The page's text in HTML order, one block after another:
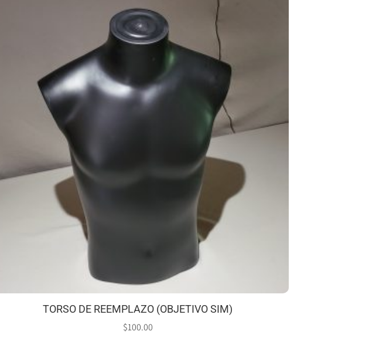
TORSO DE REEMPLAZO (OBJETIVO SIM)
$100.00